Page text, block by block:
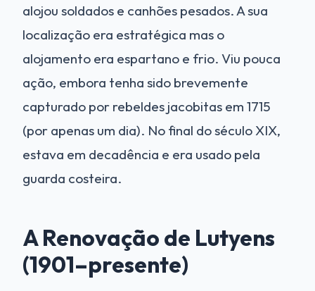
alojou soldados e canhões pesados. A sua
localização era estratégica mas o
alojamento era espartano e frio. Viu pouca
ação, embora tenha sido brevemente
capturado por rebeldes jacobitas em 1715
(por apenas um dia). No final do século XIX,
estava em decadência e era usado pela
guarda costeira.
A Renovação de Lutyens
(1901–presente)